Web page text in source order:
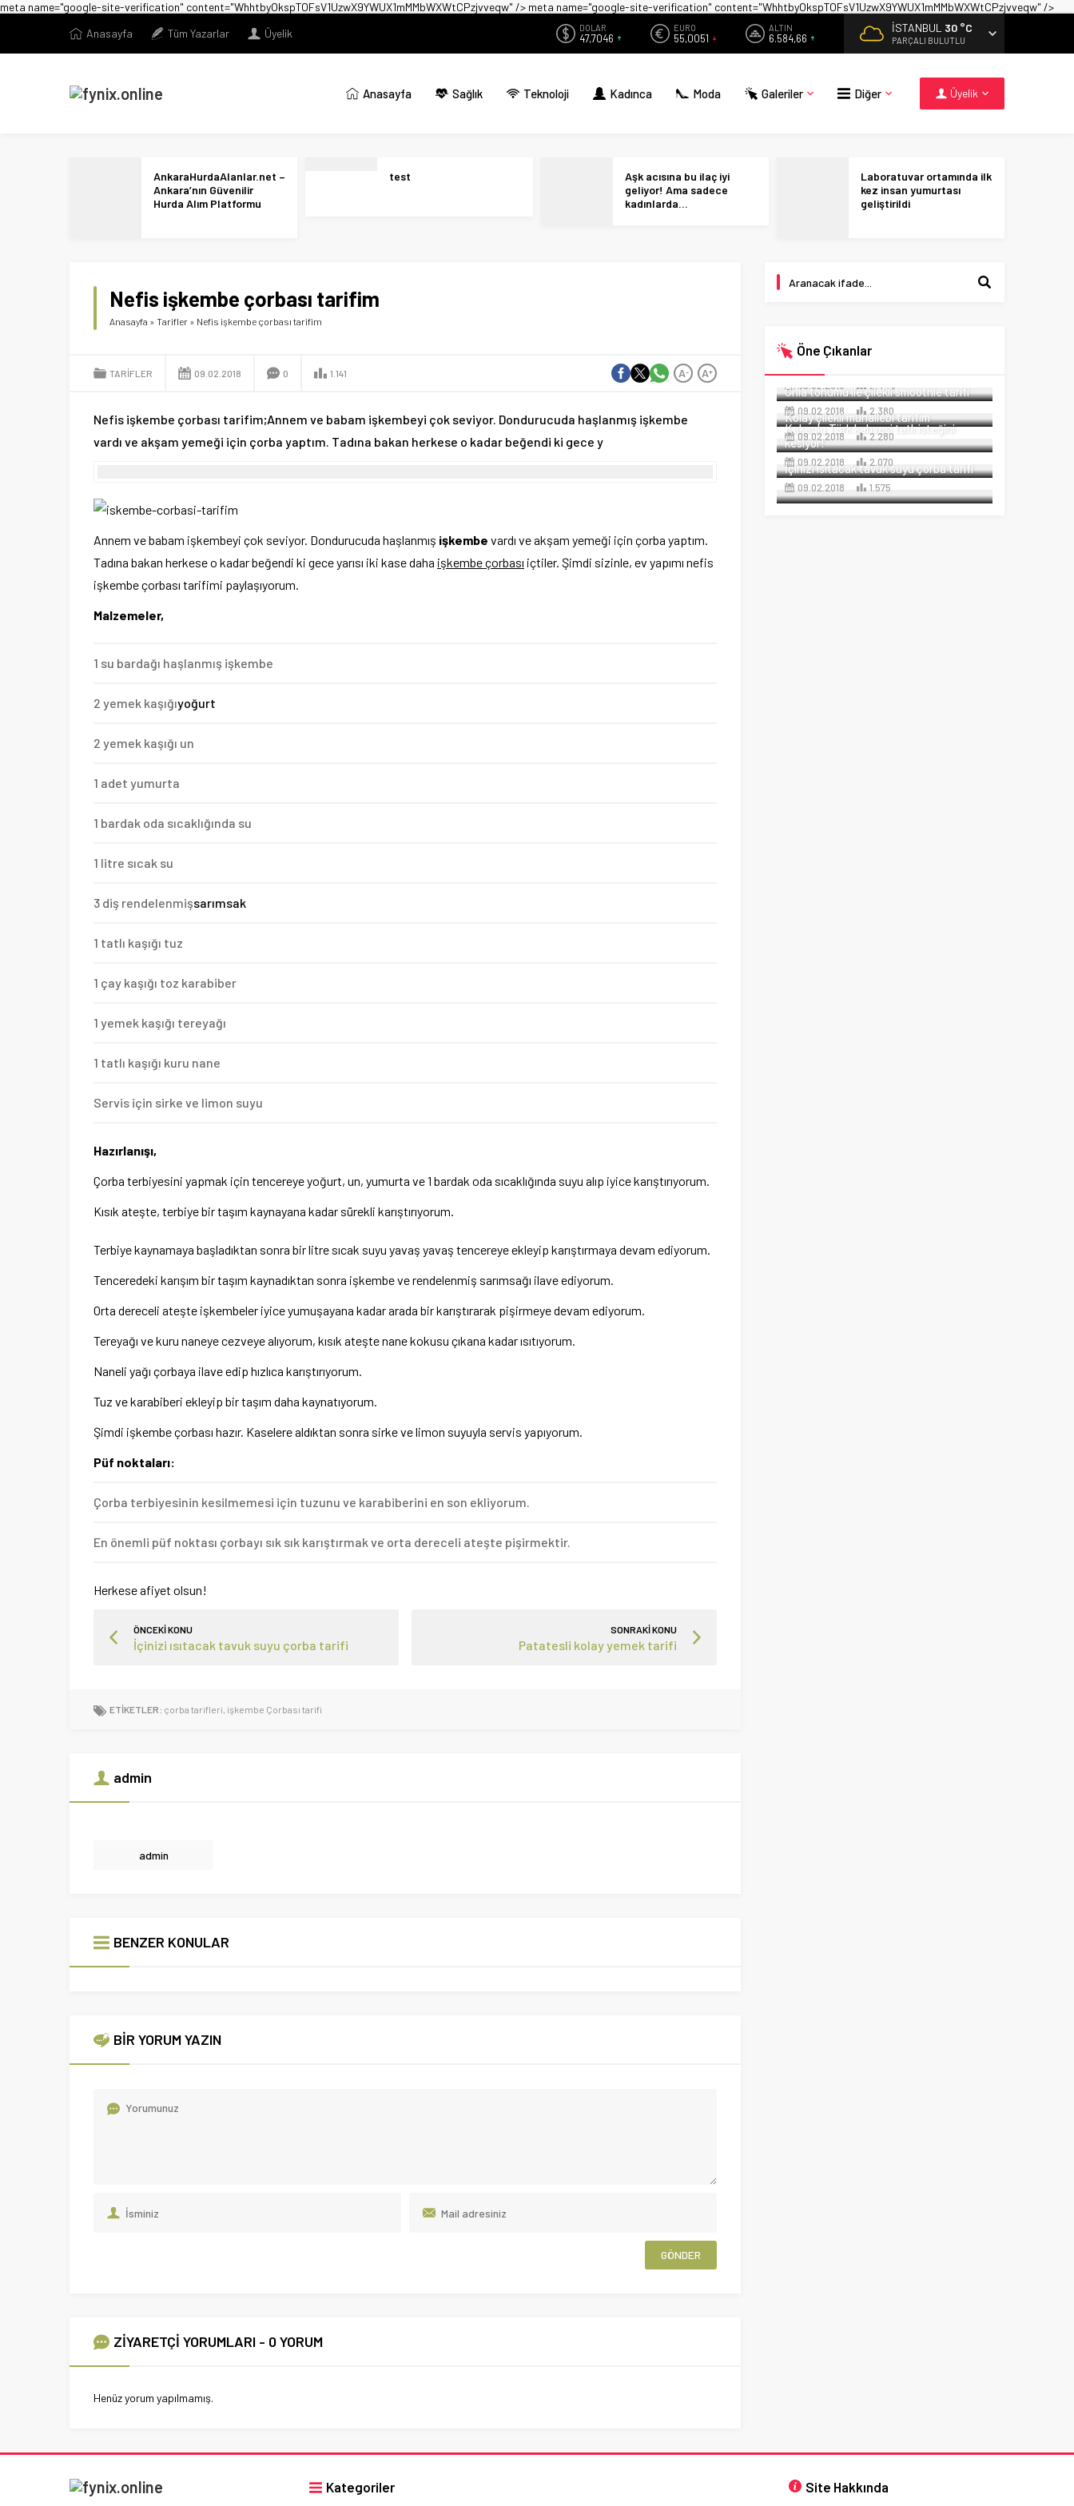
meta name="google-site-verification" content="WhhtbyOkspTOFsV1UzwX9YWUX1mMMbWXWtCPzjvveqw" /> meta name="google-site-verification" content="WhhtbyOkspTOFsV1UzwX9YWUX1mMMbWXWtCPzjvveqw" />
Anasayfa
Tüm Yazarlar Üyelik DOLAR
47,7046
EURO
55,0051
ALTIN
6.584,66
İSTANBUL 30 °C
PARÇALI BULUTLU
Anasayfa Sağlık Teknoloji Kadınca Moda Galeriler Diğer Üyelik
AnkaraHurdaAlanlar.net –
Ankara’nın Güvenilir
Hurda Alım Platformu
test
Aşk acısına bu ilaç iyi
geliyor! Ama sadece
kadınlarda…
Laboratuvar ortamında ilk
kez insan yumurtası
geliştirildi
Nefis işkembe çorbası tarifim
Anasayfa » Tarifler » Nefis işkembe çorbası tarifim
TARIFLER 09.02.2018 0 1.141 A+
A-
Nefis işkembe çorbası tarifim;Annem ve babam işkembeyi çok seviyor. Dondurucuda haşlanmış işkembe
vardı ve akşam yemeği için çorba yaptım. Tadına bakan herkese o kadar beğendi ki gece y
Annem ve babam işkembeyi çok seviyor. Dondurucuda haşlanmış işkembe vardı ve akşam yemeği için çorba yaptım.
Tadına bakan herkese o kadar beğendi ki gece yarısı iki kase daha işkembe çorbası içtiler. Şimdi sizinle, ev yapımı nefis
işkembe çorbası tarifimi paylaşıyorum.
Malzemeler,
1 su bardağı haşlanmış işkembe
2 yemek kaşığıyoğurt
2 yemek kaşığı un
1 adet yumurta
1 bardak oda sıcaklığında su
1 litre sıcak su
3 diş rendelenmişsarımsak
1 tatlı kaşığı tuz
1 çay kaşığı toz karabiber
1 yemek kaşığı tereyağı
1 tatlı kaşığı kuru nane
Servis için sirke ve limon suyu
Hazırlanışı,
Çorba terbiyesini yapmak için tencereye yoğurt, un, yumurta ve 1 bardak oda sıcaklığında suyu alıp iyice karıştırıyorum.
Kısık ateşte, terbiye bir taşım kaynayana kadar sürekli karıştırıyorum.
Terbiye kaynamaya başladıktan sonra bir litre sıcak suyu yavaş yavaş tencereye ekleyip karıştırmaya devam ediyorum.
Tenceredeki karışım bir taşım kaynadıktan sonra işkembe ve rendelenmiş sarımsağı ilave ediyorum.
Orta dereceli ateşte işkembeler iyice yumuşayana kadar arada bir karıştırarak pişirmeye devam ediyorum.
Tereyağı ve kuru naneye cezveye alıyorum, kısık ateşte nane kokusu çıkana kadar ısıtıyorum.
Naneli yağı çorbaya ilave edip hızlıca karıştırıyorum.
Tuz ve karabiberi ekleyip bir taşım daha kaynatıyorum.
Şimdi işkembe çorbası hazır. Kaselere aldıktan sonra sirke ve limon suyuyla servis yapıyorum.
Püf noktaları:
Çorba terbiyesinin kesilmemesi için tuzunu ve karabiberini en son ekliyorum.
En önemli püf noktası çorbayı sık sık karıştırmak ve orta dereceli ateşte pişirmektir.
Herkese afiyet olsun!
ÖNCEKİ KONU
İçinizi ısıtacak tavuk suyu çorba tarifi
SONRAKİ KONU
Patatesli kolay yemek tarifi
ETİKETLER: çorba tarifleri, işkembe Çorbası tarifi
admin
admin
BENZER KONULAR
BİR YORUM YAZIN
ZİYARETÇİ YORUMLARI - 0 YORUM
Henüz yorum yapılmamış.
Öne Çıkanlar
09.02.2018 2.448
Chia tohumu ile çilekli smoothie tarifi
09.02.2018 2.380
Kolay çilekli muhallebi tarifim
09.02.2018 2.280
Kakaolu Türk kahvesi tatlı isteğini
kesiyor!
09.02.2018 2.070
İçinizi ısıtacak tavuk suyu çorba tarifi
09.02.2018 1.575
Kategoriler Site Hakkında